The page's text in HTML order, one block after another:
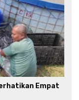
Empat